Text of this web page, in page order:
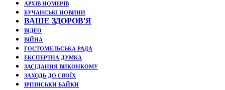
АРХІВ НОМЕРІВ
БУЧАНСЬКІ НОВИНИ
ВАШЕ ЗДОРОВ'Я
ВІДЕО
ВІЙНА
ГОСТОМЕЛЬСЬКА РАДА
ЕКСПЕРТНА ДУМКА
ЗАСІДАННЯ ВИКОНКОМУ
ЗАХОДЬ ДО СВОЇХ
ІРПІНСЬКИ БАЙКИ